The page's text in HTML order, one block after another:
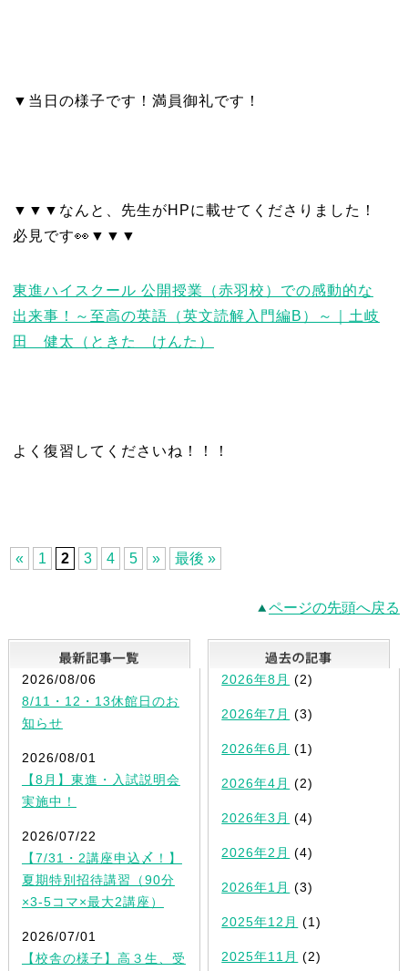
▼当日の様子です！満員御礼です！
▼▼▼なんと、先生がHPに載せてくださりました！
必見です👀▼▼▼
東進ハイスクール 公開授業（赤羽校）での感動的な
出来事！～至高の英語（英文読解入門編B）～｜土岐
田 健太（ときた けんた）
よく復習してくださいね！！！
« 1 2 3 4 5 » 最後 »
ページの先頭へ戻る
最新記事一覧
2026/08/06
8/11・12・13休館日のお
知らせ
2026/08/01
【8月】東進・入試説明会
実施中！
2026/07/22
【7/31・2講座申込〆！】
夏期特別招待講習（90分
×3-5コマ×最大2講座）
2026/07/01
【校舎の様子】高３生、受
2026年8月 (2)
2026年7月 (3)
2026年6月 (1)
2026年4月 (2)
2026年3月 (4)
2026年2月 (4)
2026年1月 (3)
2025年12月 (1)
2025年11月 (2)